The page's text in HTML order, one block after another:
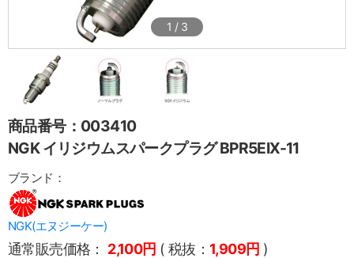
1 / 3
商品番号：003410
NGK イリジウムスパークプラグ BPR5EIX-11
ブランド：
NGK(エヌジーケー)
通常販売価格： 2,100円 ( 税抜： 1,909円 )